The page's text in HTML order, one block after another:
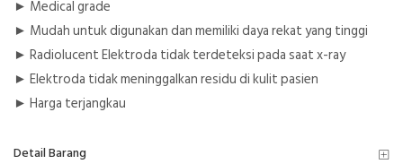
► Medical grade
► Mudah untuk digunakan dan memiliki daya rekat yang tinggi
► Radiolucent Elektroda tidak terdeteksi pada saat x-ray
► Elektroda tidak meninggalkan residu di kulit pasien
► Harga terjangkau
Detail Barang